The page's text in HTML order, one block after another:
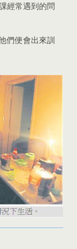
經常遇到的問
們便會出來訓